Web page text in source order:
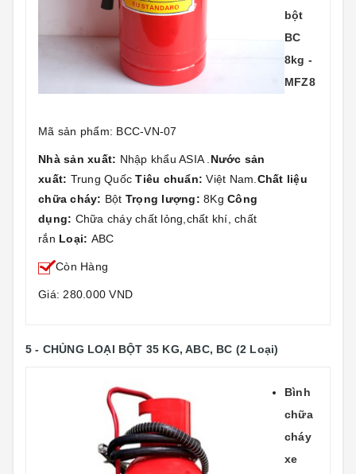
bột
BC
8kg -
MFZ8
Mã sản phẩm: BCC-VN-07
Nhà sản xuất: Nhập khẩu ASIA . Nước sản
xuất: Trung QuốcTiêu chuẩn: Việt Nam. Chất liệu
chữa cháy: Bột Trọng lượng: 8Kg Công
dụng: Chữa cháy chất lỏng,chất khí, chất
rắn Loại: ABC
Còn Hàng
Giá: 280.000 VND
5 - CHỦNG LOẠI BỘT 35 KG, ABC, BC (2 Loại)
Bình
chữa
cháy
xe